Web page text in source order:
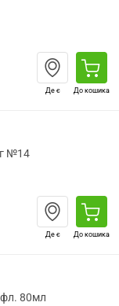
Де є До кошика
№14
Де є До кошика
фл. 80мл